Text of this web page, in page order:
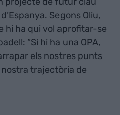
Segons Oliu,
hi ha qui vol aprofitar-se
“Si hi ha una OPA,
els nostres punts
trajectòria de